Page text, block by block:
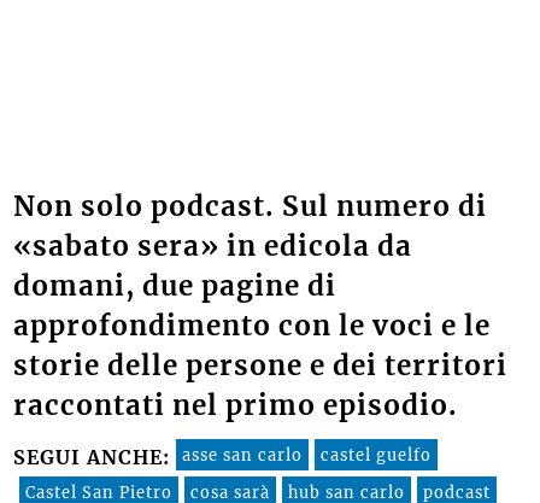
Non solo podcast. Sul numero di
«sabato sera» in edicola da
domani, due pagine di
approfondimento con le voci e le
storie delle persone e dei territori
raccontati nel primo episodio.
SEGUI ANCHE: asse san carlo
castel guelfo
Castel San Pietro
cosa sarà hub san carlo
podcast